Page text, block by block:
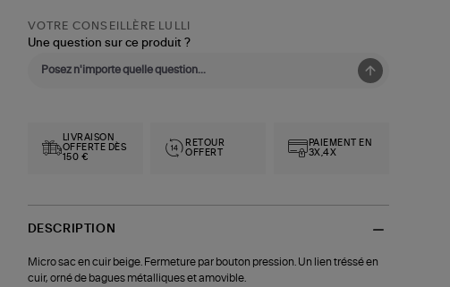
VOTRE CONSEILLÈRE LULLI
Une question sur ce produit ?
LIVRAISON
OFFERTE DÈS
150 €
RETOUR
OFFERT
PAIEMENT EN
3X,4X
DESCRIPTION
Micro sac en cuir beige. Fermeture par bouton pression. Un lien tréssé en
cuir, orné de bagues métalliques et amovible.